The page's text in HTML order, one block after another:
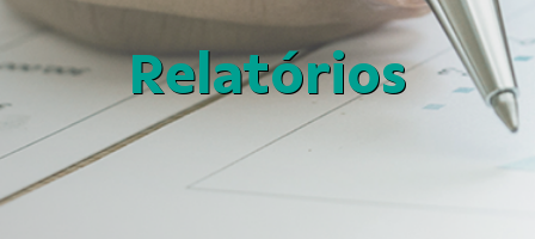
Relatórios